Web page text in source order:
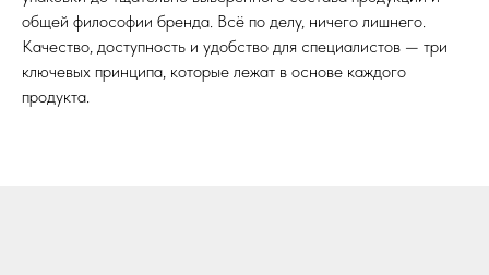
общей философии бренда. Всё по делу, ничего лишнего.
Качество, доступность и удобство для специалистов — три
ключевых принципа, которые лежат в основе каждого
продукта.